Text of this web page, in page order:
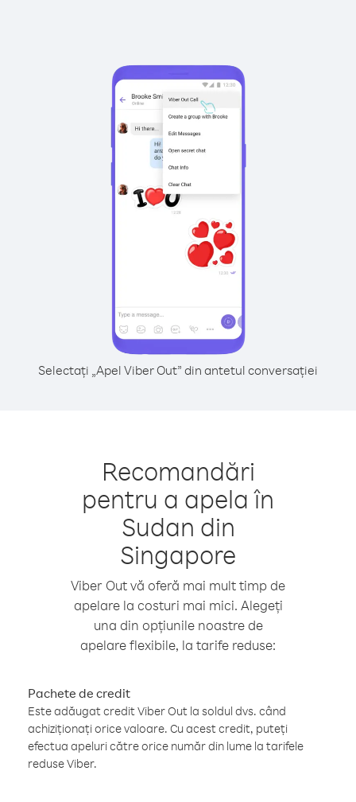
Selectați „Apel Viber Out” din antetul conversației
Recomandări
pentru a apela în
Sudan din
Singapore
Viber Out vă oferă mai mult timp de
apelare la costuri mai mici. Alegeți
una din opțiunile noastre de
apelare flexibile, la tarife reduse:
Pachete de credit
Este adăugat credit Viber Out la soldul dvs. când
achiziționați orice valoare. Cu acest credit, puteți
efectua apeluri către orice număr din lume la tarifele
reduse Viber.